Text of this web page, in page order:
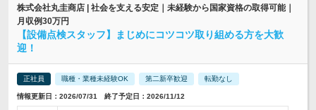
株式会社丸圭商店 | 社会を支える安定｜未経験から国家資格の取得可能｜
月収例30万円
【設備点検スタッフ】まじめにコツコツ取り組める方を大歓
迎！
正社員 職種・業種未経験OK 第二新卒歓迎 転勤なし
情報更新日：2026/07/31 終了予定日：2026/11/12